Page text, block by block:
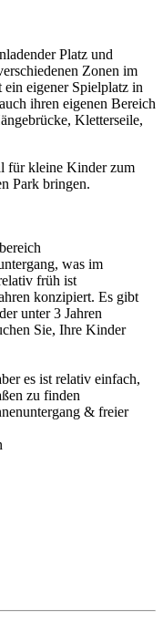
Platz und
Zonen im
eigener Spielplatz in
ihren eigenen Bereich
Kletterseile,
für kleine Kinder zum
Park bringen.
was im
früh ist
konzipiert. Es gibt
unter 3 Jahren
Sie, Ihre Kinder
es ist relativ einfach,
zu finden
& freier